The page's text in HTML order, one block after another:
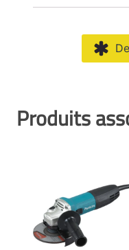
Produits